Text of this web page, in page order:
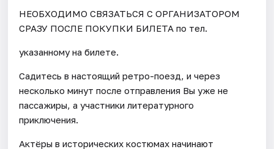
НЕОБХОДИМО СВЯЗАТЬСЯ С ОРГАНИЗАТОРОМ
СРАЗУ ПОСЛЕ ПОКУПКИ БИЛЕТА по тел.
указанному на билете.
Садитесь в настоящий ретро-поезд, и через
несколько минут после отправления Вы уже не
пассажиры, а участники литературного
приключения.
Актёры в исторических костюмах начинают